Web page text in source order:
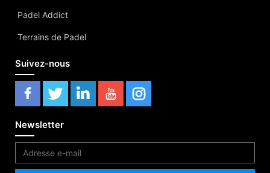
Padel Addict
Terrains de Padel
Suivez-nous
Newsletter